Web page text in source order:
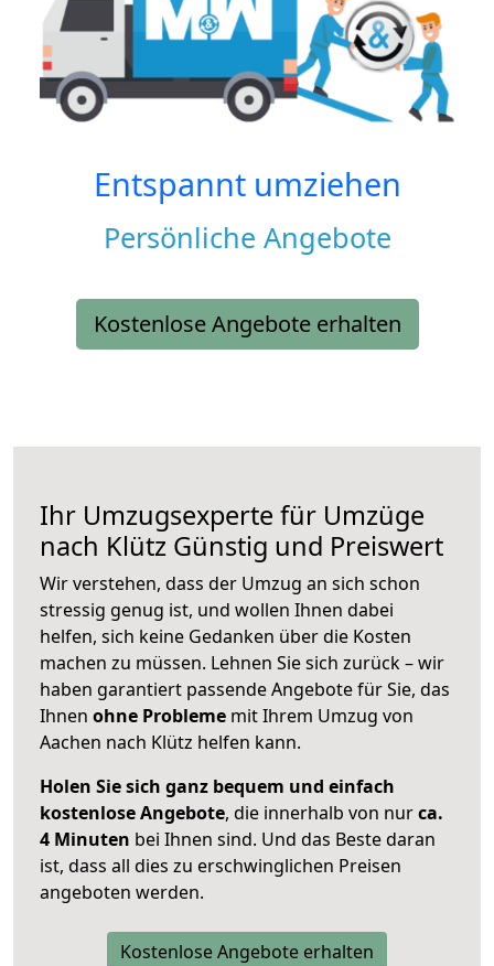
Entspannt umziehen
Persönliche Angebote
Kostenlose Angebote erhalten
Ihr Umzugsexperte für Umzüge
nach Klütz Günstig und Preiswert
Wir verstehen, dass der Umzug an sich schon
stressig genug ist, und wollen Ihnen dabei
helfen, sich keine Gedanken über die Kosten
machen zu müssen. Lehnen Sie sich zurück – wir
haben garantiert passende Angebote für Sie, das
Ihnen ohne Probleme mit Ihrem Umzug von
Aachen nach Klütz helfen kann.
Holen Sie sich ganz bequem und einfach
kostenlose Angebote, die innerhalb von nurca.
4 Minuten bei Ihnen sind. Und das Beste daran
ist, dass all dies zu erschwinglichen Preisen
angeboten werden.
Kostenlose Angebote erhalten